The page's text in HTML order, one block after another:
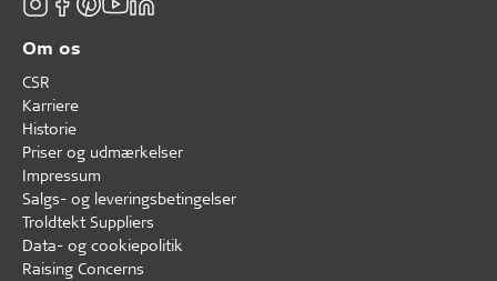
Om os
CSR
Karriere
Historie
Priser og udmærkelser
Impressum
Salgs- og leveringsbetingelser
Troldtekt Suppliers
Data- og cookiepolitik
Raising Concerns